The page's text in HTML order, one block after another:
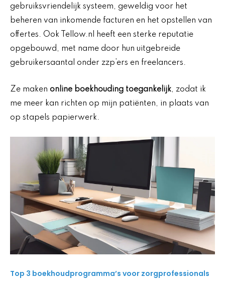
gebruiksvriendelijk systeem, geweldig voor het
beheren van inkomende facturen en het opstellen van
offertes. Ook Tellow.nl heeft een sterke reputatie
opgebouwd, met name door hun uitgebreide
gebruikersaantal onder zzp’ers en freelancers.
Ze maken online boekhouding toegankelijk, zodat ik
me meer kan richten op mijn patiënten, in plaats van
op stapels papierwerk.
Top 3 boekhoudprogramma’s voor zorgprofessionals